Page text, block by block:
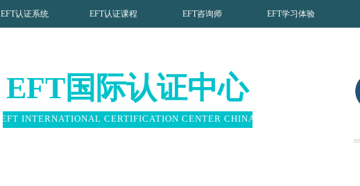
EFT认证系统 EFT认证课程 EFT咨询师 EFT学习体验
EFT INTERNATIONAL CERTIFICATION CENTER CHINA
EFT国际认证中心